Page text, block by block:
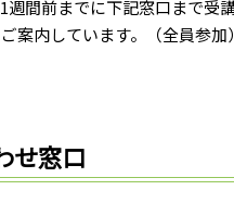
週間前までに下記窓口まで受
案内しています。（全員参加）
せ窓口